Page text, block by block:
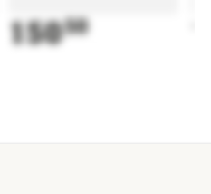
15050